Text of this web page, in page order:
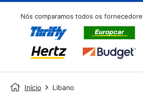
Nós comparamos todos os
Início Libano